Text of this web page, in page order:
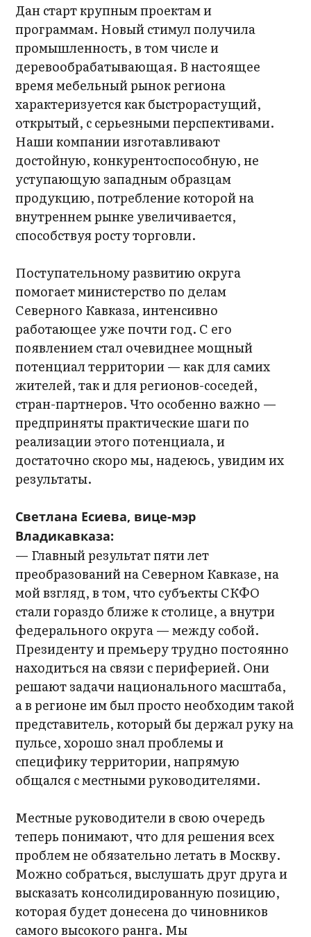
Дан старт крупным проектам и
программам. Новый стимул получила
промышленность, в том числе и
деревообрабатывающая. В настоящее
время мебельный рынок региона
характеризуется как быстрорастущий,
открытый, с серьезными перспективами.
Наши компании изготавливают
достойную, конкурентоспособную, не
уступающую западным образцам
продукцию, потребление которой на
внутреннем рынке увеличивается,
способствуя росту торговли.
Поступательному развитию округа
помогает министерство по делам
Северного Кавказа, интенсивно
работающее уже почти год. С его
появлением стал очевиднее мощный
потенциал территории — как для самих
жителей, так и для регионов-соседей,
стран-партнеров. Что особенно важно —
предприняты практические шаги по
реализации этого потенциала, и
достаточно скоро мы, надеюсь, увидим их
результаты.
Светлана Есиева, вице-мэр
Владикавказа:
— Главный результат пяти лет
преобразований на Северном Кавказе, на
мой взгляд, в том, что субъекты СКФО
стали гораздо ближе к столице, а внутри
федерального округа — между собой.
Президенту и премьеру трудно постоянно
находиться на связи с периферией. Они
решают задачи национального масштаба,
а в регионе им был просто необходим такой
представитель, который бы держал руку на
пульсе, хорошо знал проблемы и
специфику территории, напрямую
общался с местными руководителями.
Местные руководители в свою очередь
теперь понимают, что для решения всех
проблем не обязательно летать в Москву.
Можно собраться, выслушать друг друга и
высказать консолидированную позицию,
которая будет донесена до чиновников
самого высокого ранга. Мы